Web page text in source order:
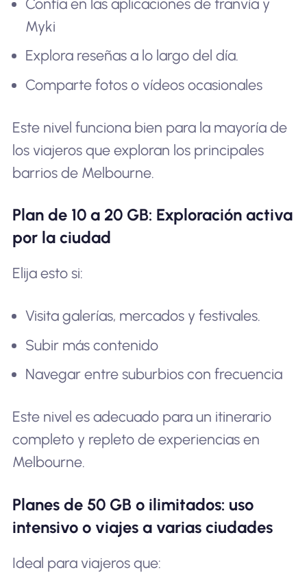
Confía en las aplicaciones de tranvía y
Myki
Explora reseñas a lo largo del día.
Comparte fotos o vídeos ocasionales
Este nivel funciona bien para la mayoría de
los viajeros que exploran los principales
barrios de Melbourne.
Plan de 10 a 20 GB: Exploración activa
por la ciudad
Elija esto si:
Visita galerías, mercados y festivales.
Subir más contenido
Navegar entre suburbios con frecuencia
Este nivel es adecuado para un itinerario
completo y repleto de experiencias en
Melbourne.
Planes de 50 GB o ilimitados: uso
intensivo o viajes a varias ciudades
Ideal para viajeros que: